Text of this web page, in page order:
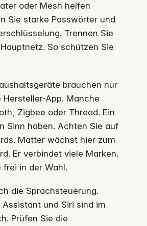
oder Mesh helfen
Sie starke Passwörter und
Trennen Sie
So schützen Sie
brauchen nur
Hersteller-App. Manche
Zigbee oder Thread. Ein
Sinn haben. Achten Sie auf
Matter wächst hier zum
Er verbindet viele Marken.
frei in der Wahl.
die Sprachsteuerung.
Assistant und Siri sind im
Prüfen Sie die